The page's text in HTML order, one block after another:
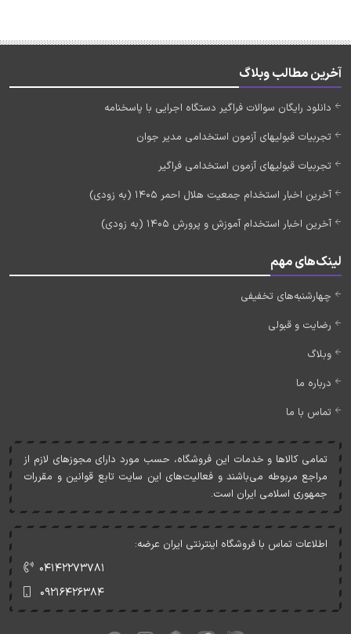
آخرین مطالب وبلاگ
دانلود رایگان سوالات فراگیر دستگاه اجرایی با پاسخنامه
تجربیات قبولیهای آزمون استخدامی مدیر جوان
تجربیات قبولیهای آزمون استخدامی فراگیر
آخرین اخبار استخدام جمعیت هلال احمر 1405 (به زودی)
آخرین اخبار استخدام آموزش و پرورش 1405 (به زودی)
لینک‌های مهم
چهارشنبه‌های تخفیفی
رضایت و قبولی
وبلاگ
درباره ما
تماس با ما
تمامی کالاها و خدمات اين فروشگاه، حسب مورد دارای مجوزهای لازم از
مراجع مربوطه می‌باشند و فعاليت‌های اين سايت تابع قوانين و مقررات
جمهوری اسلامی ايران است.
اطلاعات تماس با فروشگاه اینترنتی ایران عرضه:
۰۴۱۴۲۲۷۳۷۸۱
۰۹۲۱۶۴۲۶۳۸۴